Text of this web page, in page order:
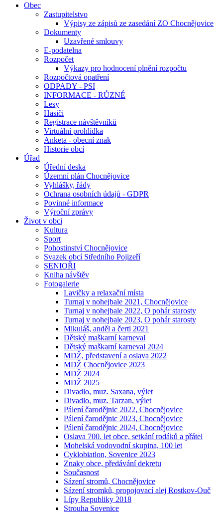
Obec
Zastupitelstvo
Výpisy ze zápisů ze zasedání ZO Chocnějovice
Dokumenty
Uzavřené smlouvy
E-podatelna
Rozpočet
Výkazy pro hodnocení plnění rozpočtu
Rozpočtová opatření
ODPADY - PSI
INFORMACE - RŮZNÉ
Lesy
Hasiči
Registrace návštěvníků
Virtuální prohlídka
Anketa - obecní znak
Historie obcí
Úřad
Úřední deska
Územní plán Chocnějovice
Vyhlášky, řády
Ochrana osobních údajů - GDPR
Povinné informace
Výroční zprávy
Život v obci
Kultura
Sport
Pohostinství Chocnějovice
Svazek obcí Středního Pojizeří
SENIOŘI
Kniha návštěv
Fotogalerie
Lavičky a relaxační místa
Turnaj v nohejbale 2021, Chocnějovice
Turnaj v nohejbale 2022, O pohár starosty
Turnaj v nohejbale 2023, O pohár starosty
Mikuláš, anděl a čerti 2021
Dětský maškarní karneval
Dětský maškarní karneval 2024
MDŽ, představení a oslava 2022
MDŽ Chocnějovice 2023
MDŽ 2024
MDŽ 2025
Divadlo, muz. Saxana, výlet
Divadlo, muz. Tarzan, výlet
Pálení čarodějnic 2022, Chocnějovice
Pálení čarodějnic 2023, Chocnějovice
Pálení čarodějnic 2024, Chocnějovice
Oslava 700. let obce, setkání rodáků a přátel
Mohelská vodovodní skupina, 100 let
Cyklobiatlon, Sovenice 2023
Znaky obce, předávání dekretu
Současnost
Sázení stromů, Chocnějovice
Sázení stromků, propojovací alej Rostkov-Ouč
Lípy Republiky 2018
Strouha Sovenice